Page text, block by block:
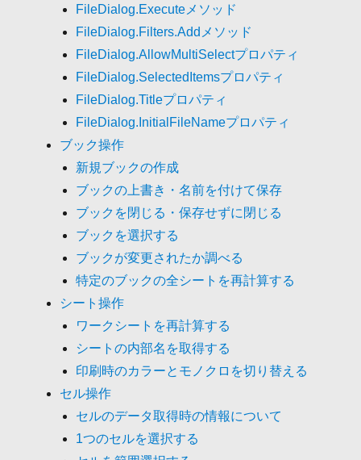
FileDialog.Executeメソッド
FileDialog.Filters.Addメソッド
FileDialog.AllowMultiSelectプロパティ
FileDialog.SelectedItemsプロパティ
FileDialog.Titleプロパティ
FileDialog.InitialFileNameプロパティ
ブック操作
新規ブックの作成
ブックの上書き・名前を付けて保存
ブックを閉じる・保存せずに閉じる
ブックを選択する
ブックが変更されたか調べる
特定のブックの全シートを再計算する
シート操作
ワークシートを再計算する
シートの内部名を取得する
印刷時のカラーとモノクロを切り替える
セル操作
セルのデータ取得時の情報について
1つのセルを選択する